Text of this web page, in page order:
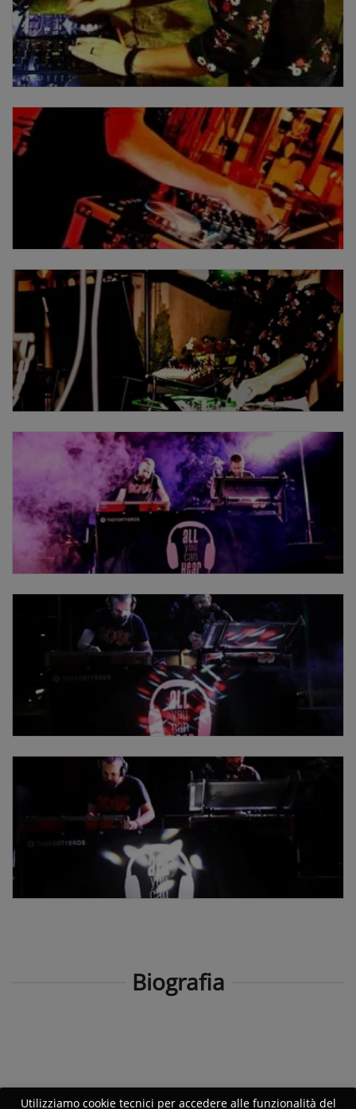
Biografia
Utilizziamo cookie tecnici per accedere alle funzionalità del